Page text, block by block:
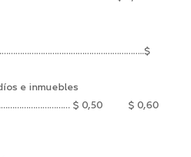
e inmuebles
$ 0,50 $ 0,60